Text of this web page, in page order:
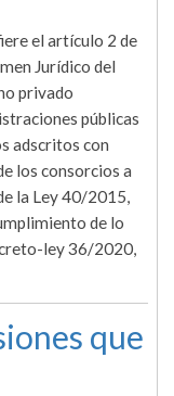
el artículo 2 de
Jurídico del
privado
públicas
adscritos con
los consorcios a
la Ley 40/2015,
de lo
ley 36/2020,
que